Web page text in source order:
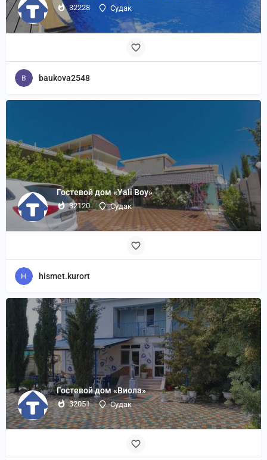
32228 Судак
baukova2548
Гостевой дом «Yali Boy»
32120 Судак
hismet.kurort
Гостевой дом «Виола»
32051 Судак